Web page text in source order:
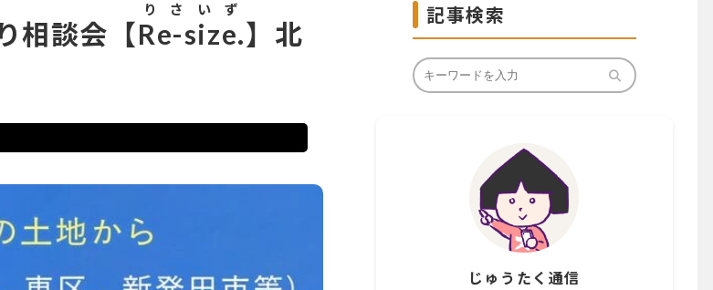
相談会【Re-size.
りさいず
】北
記事検索
じゅうたく通信